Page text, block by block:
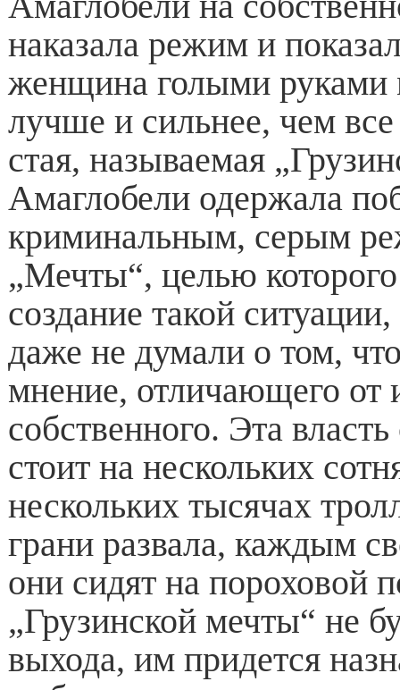
наказала режим и
женщина голыми руками
лучше и сильнее, чем
стая, называемая
Амаглобели одержала
криминальным, серым
„Мечты“, целью которого
создание такой
даже не думали о том,
мнение, отличающего от
собственного. Эта
стоит на нескольких
нескольких тысячах
грани развала, каждым
они сидят на пороховой
„Грузинской мечты“ не
выхода, им придется